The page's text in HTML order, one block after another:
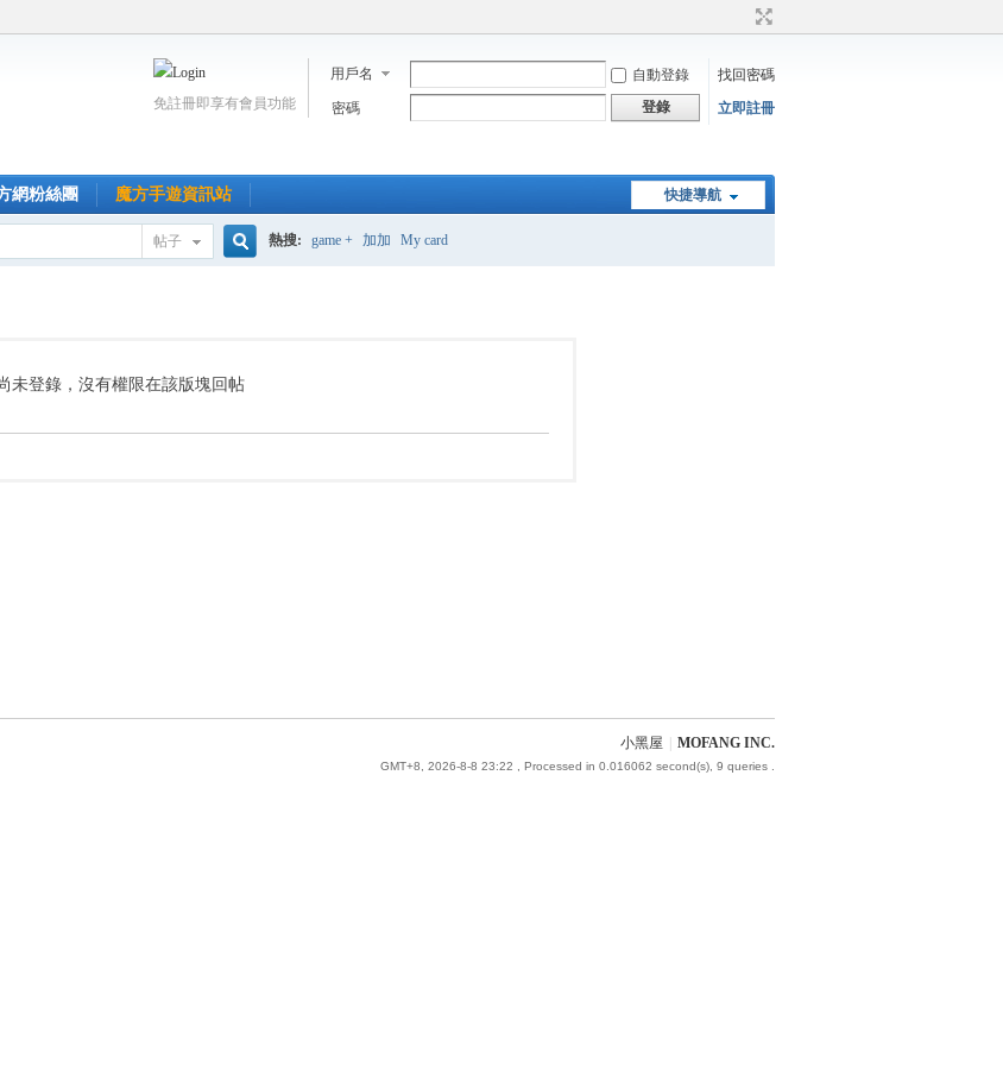
用戶名 自動登錄
找回密碼
密碼
登錄 立即註冊
免註冊即享有會員功能
快捷導航
網粉絲團 魔方手遊資訊站
帖子
索
熱搜: game + 加加 My card
未登錄，沒有權限在該版塊回帖
小黑屋 MOFANG INC.
GMT+8, 2026-8-8 23:22 , Processed in 0.016062 second(s), 9 queries .